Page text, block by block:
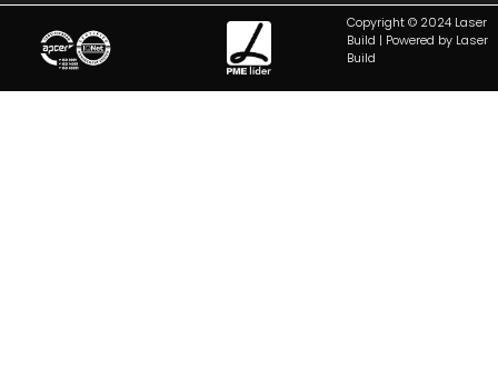
Copyright © 2024 Laser
Build | Powered by Laser
Build